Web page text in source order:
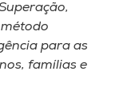
para as
famílias e